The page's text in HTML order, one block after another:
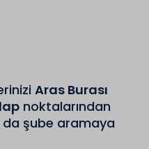
Aras Burası
noktalarından
şube aramaya